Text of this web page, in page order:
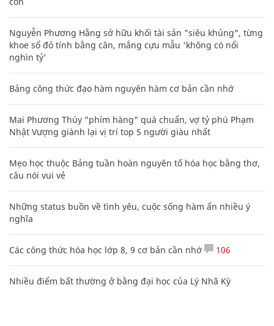
Nguyễn Phương Hằng sở hữu khối tài sản "siêu khủng", từng
khoe sổ đỏ tính bằng cân, mắng cựu mẫu 'không có nổi
nghìn tỷ'
Bảng công thức đạo hàm nguyên hàm cơ bản cần nhớ
Mai Phương Thúy "phím hàng" quá chuẩn, vợ tỷ phú Phạm
Nhật Vượng giành lại vị trí top 5 người giàu nhất
Mẹo học thuộc Bảng tuần hoàn nguyên tố hóa học bằng thơ,
câu nói vui vẻ
Những status buồn về tình yêu, cuộc sống hàm ẩn nhiều ý
nghĩa
Các công thức hóa học lớp 8, 9 cơ bản cần nhớ 106
Nhiều điểm bất thường ở bằng đại học của Lý Nhã Kỳ